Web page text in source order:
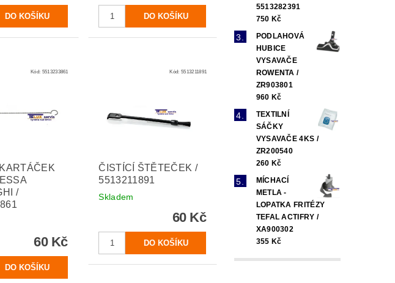
Kód: 5513233861
/
60 Kč
Kód:5513211891
ČISTÍCÍ ŠTĚTEČEK /
5513211891
Skladem
60 Kč
5513282391
750 Kč
PODLAHOVÁ
HUBICE
VYSAVAČE
ROWENTA /
ZR903801
960 Kč
TEXTILNÍ
SÁČKY
VYSAVAČE 4KS /
ZR200540
260 Kč
MÍCHACÍ
METLA -
LOPATKA FRITÉZY
TEFAL ACTIFRY /
XA900302
355 Kč